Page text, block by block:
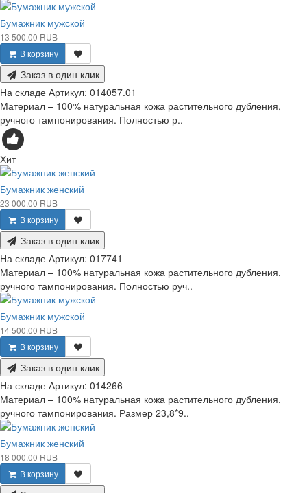
Бумажник мужской
13 500.00 RUB
В корзину
Заказ в один клик
На складе Артикул: 014057.01
Материал – 100% натуральная кожа растительного дубления,
ручного тампонирования. Полностью р..
Хит
Бумажник женский
23 000.00 RUB
В корзину
Заказ в один клик
На складе Артикул: 017741
Материал – 100% натуральная кожа растительного дубления,
ручного тампонирования. Полностью руч..
Бумажник мужской
14 500.00 RUB
В корзину
Заказ в один клик
На складе Артикул: 014266
Материал – 100% натуральная кожа растительного дубления,
ручного тампонирования. Размер 23,8*9..
Бумажник женский
18 000.00 RUB
В корзину